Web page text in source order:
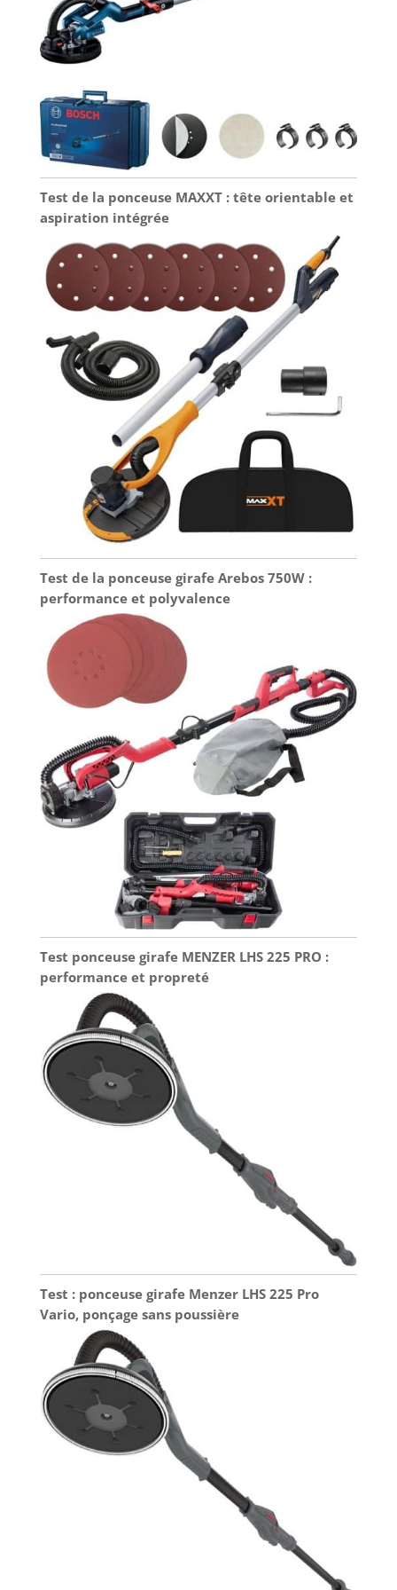
Test de la ponceuse MAXXT : tête orientable et
aspiration intégrée
Test de la ponceuse girafe Arebos 750W :
performance et polyvalence
Test ponceuse girafe MENZER LHS 225 PRO :
performance et propreté
Test : ponceuse girafe Menzer LHS 225 Pro
Vario, ponçage sans poussière